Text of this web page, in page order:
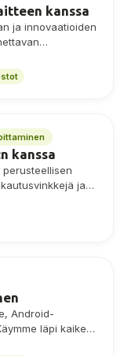
kanssa
ja innovaatioiden
kanssa
ja
aloittelijoille että
Android-
läpi kaiken